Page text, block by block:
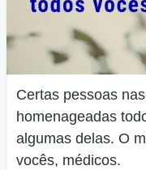
Certas pessoas
homenageadas
algumas delas. O
vocês, médicos.